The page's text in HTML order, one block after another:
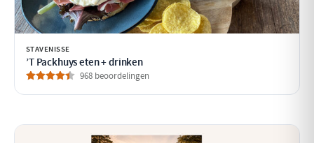
STAVENISSE
’T Packhuys eten + drinken
968 beoordelingen